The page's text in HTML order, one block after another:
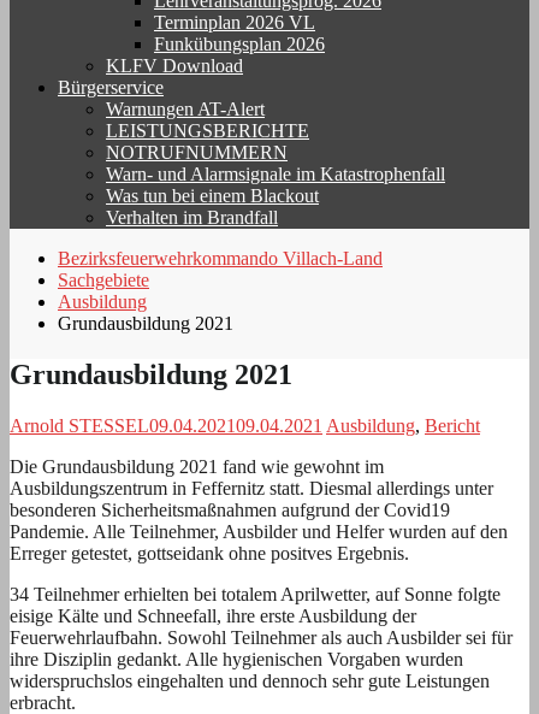
Terminplan 2026 VL
Funkübungsplan 2026
KLFV Download
Bürgerservice
Warnungen AT-Alert
LEISTUNGSBERICHTE
NOTRUFNUMMERN
Warn- und Alarmsignale im Katastrophenfall
Was tun bei einem Blackout
Verhalten im Brandfall
Bezirksfeuerwehrkommando Villach-Land
Sachgebiete
Ausbildung
Grundausbildung 2021
Grundausbildung 2021
Arnold STESSEL09.04.202109.04.2021 Ausbildung, Bericht
Die Grundausbildung 2021 fand wie gewohnt im
Ausbildungszentrum in Feffernitz statt. Diesmal allerdings unter
besonderen Sicherheitsmaßnahmen aufgrund der Covid19
Pandemie. Alle Teilnehmer, Ausbilder und Helfer wurden auf den
Erreger getestet, gottseidank ohne positves Ergebnis.
34 Teilnehmer erhielten bei totalem Aprilwetter, auf Sonne folgte
eisige Kälte und Schneefall, ihre erste Ausbildung der
Feuerwehrlaufbahn. Sowohl Teilnehmer als auch Ausbilder sei für
ihre Disziplin gedankt. Alle hygienischen Vorgaben wurden
widerspruchslos eingehalten und dennoch sehr gute Leistungen
erbracht.